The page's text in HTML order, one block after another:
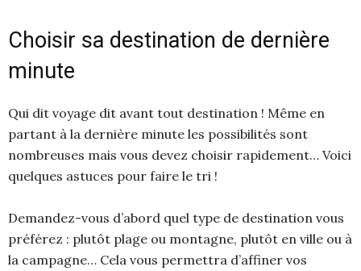
Choisir sa destination de dernière
minute
Qui dit voyage dit avant tout destination ! Même en
partant à la dernière minute les possibilités sont
nombreuses mais vous devez choisir rapidement… Voici
quelques astuces pour faire le tri !
Demandez-vous d’abord quel type de destination vous
préférez : plutôt plage ou montagne, plutôt en ville ou à
la campagne… Cela vous permettra d’affiner vos